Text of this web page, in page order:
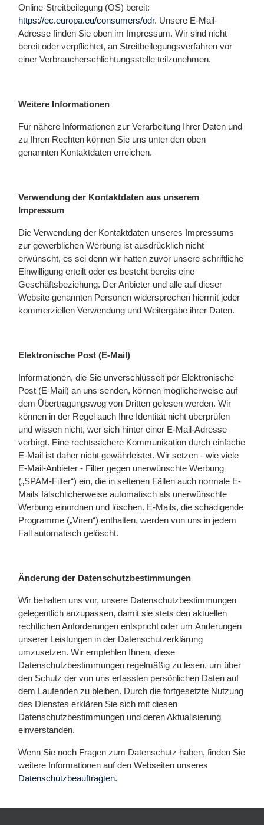
Online-Streitbeilegung (OS) bereit:
https://ec.europa.eu/consumers/odr. Unsere E-Mail-
Adresse finden Sie oben im Impressum. Wir sind nicht
bereit oder verpflichtet, an Streitbeilegungsverfahren vor
einer Verbraucherschlichtungsstelle teilzunehmen.
Weitere Informationen
Für nähere Informationen zur Verarbeitung Ihrer Daten und
zu Ihren Rechten können Sie uns unter den oben
genannten Kontaktdaten erreichen.
Verwendung der Kontaktdaten aus unserem
Impressum
Die Verwendung der Kontaktdaten unseres Impressums
zur gewerblichen Werbung ist ausdrücklich nicht
erwünscht, es sei denn wir hatten zuvor unsere schriftliche
Einwilligung erteilt oder es besteht bereits eine
Geschäftsbeziehung. Der Anbieter und alle auf dieser
Website genannten Personen widersprechen hiermit jeder
kommerziellen Verwendung und Weitergabe ihrer Daten.
Elektronische Post (E-Mail)
Informationen, die Sie unverschlüsselt per Elektronische
Post (E-Mail) an uns senden, können möglicherweise auf
dem Übertragungsweg von Dritten gelesen werden. Wir
können in der Regel auch Ihre Identität nicht überprüfen
und wissen nicht, wer sich hinter einer E-Mail-Adresse
verbirgt. Eine rechtssichere Kommunikation durch einfache
E-Mail ist daher nicht gewährleistet. Wir setzen - wie viele
E-Mail-Anbieter - Filter gegen unerwünschte Werbung
(„SPAM-Filter“) ein, die in seltenen Fällen auch normale E-
Mails fälschlicherweise automatisch als unerwünschte
Werbung einordnen und löschen. E-Mails, die schädigende
Programme („Viren“) enthalten, werden von uns in jedem
Fall automatisch gelöscht.
Änderung der Datenschutzbestimmungen
Wir behalten uns vor, unsere Datenschutzbestimmungen
gelegentlich anzupassen, damit sie stets den aktuellen
rechtlichen Anforderungen entspricht oder um Änderungen
unserer Leistungen in der Datenschutzerklärung
umzusetzen. Wir empfehlen Ihnen, diese
Datenschutzbestimmungen regelmäßig zu lesen, um über
den Schutz der von uns erfassten persönlichen Daten auf
dem Laufenden zu bleiben. Durch die fortgesetzte Nutzung
des Dienstes erklären Sie sich mit diesen
Datenschutzbestimmungen und deren Aktualisierung
einverstanden.
Wenn Sie noch Fragen zum Datenschutz haben, finden Sie
weitere Informationen auf den Webseiten unseres
Datenschutzbeauftragten.